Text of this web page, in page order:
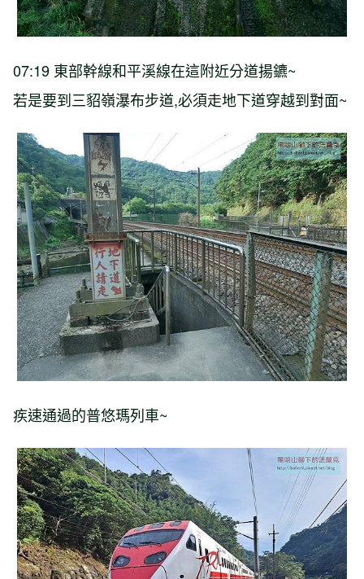
07:19 東部幹線和平溪線在這附近分道揚鑣~
若是要到三貂嶺瀑布步道,必須走地下道穿越到對面~
疾速通過的普悠瑪列車~